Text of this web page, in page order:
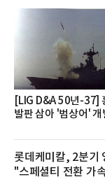
쳐 진행됐다.참고로 새
세대들로(과장~계장)
직문화 혁신과 업무 효
을 추진하며,새로운 변
반에 전파하는 역할
[LIG D&A 50년-37]
발판 삼아 '범상어' 개
롯데케미칼, 2분기
"스페셜티 전환 가